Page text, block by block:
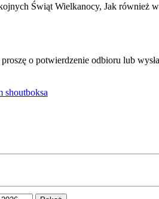
Świąt Wielkanocy, Jak również
o potwierdzenie odbioru lub
shoutboksa